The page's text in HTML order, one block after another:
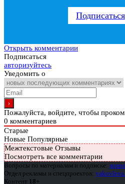
Подписаться
Открыть комментарии
Подписаться
авторизуйтесь
Уведомить о
Пожалуйста, войдите, чтобы
0 комментариев
Старые
Новые Популярные
Межтекстовые Отзывы
Посмотреть все комментарии
Вопросы по материалам и подписке:
Отдел рекламы и спецпроектов:
Контент 18+